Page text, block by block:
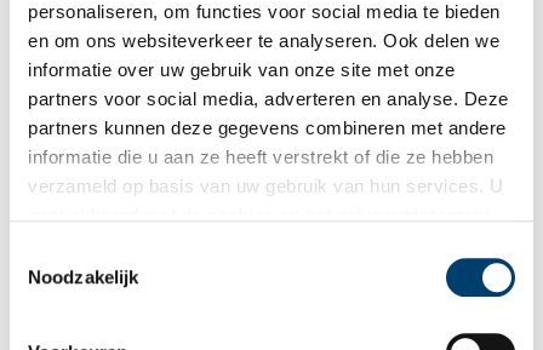
personaliseren, om functies voor social media te bieden
en om ons websiteverkeer te analyseren. Ook delen we
informatie over uw gebruik van onze site met onze
partners voor social media, adverteren en analyse. Deze
partners kunnen deze gegevens combineren met andere
informatie die u aan ze heeft verstrekt of die ze hebben
verzameld op basis van uw gebruik van hun services. U
Noodzakelijk
Ontvang de nieuwsbrief
Wilt u op de hoogte blijven van de mooiste verhalen en het
laatste erfgoednieuws? Schrijf u dan nu in voor onze
wekelijkse nieuwsbrief!